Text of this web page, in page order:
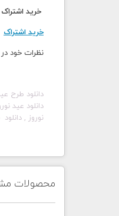
خرید
خرید اشتراک
نظرات خود
دانلود طرح
دانلود عید
نوروز , دانلود
محصولات